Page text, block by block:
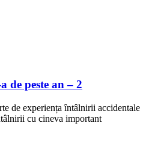
de peste an – 2
de experiența întâlnirii accidentale
cu cineva important